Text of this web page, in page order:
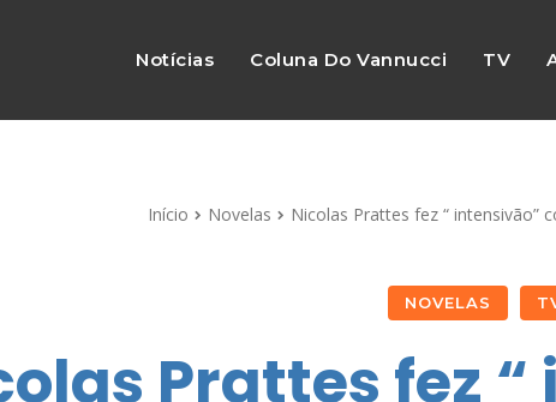
Notícias Coluna Do Vannucci TV
Início Novelas Nicolas Prattes fez “ intensivão”
NOVELAS
Prattes fez